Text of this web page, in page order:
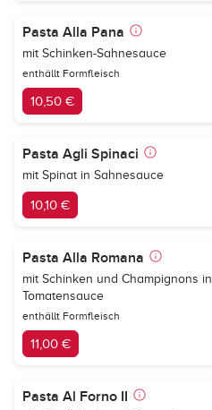
Pasta Alla Pana
mit Schinken-Sahnesauce
enthällt Formfleisch
10,50 €
Pasta Agli Spinaci
mit Spinat in Sahnesauce
10,10 €
Pasta Alla Romana
mit Schinken und Champignons in
Tomatensauce
enthällt Formfleisch
11,00 €
Pasta Al Forno II